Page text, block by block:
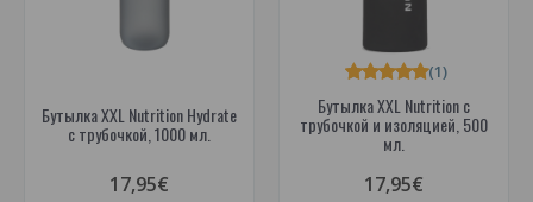
Бутылка XXL Nutrition Hydrate
с трубочкой, 1000 мл.
17,95€
Бутылка XXL Nutrition с
трубочкой и изоляцией, 500
мл.
(1)
17,95€